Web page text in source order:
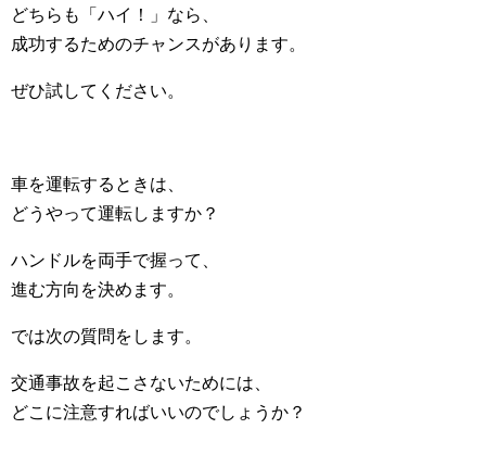
どちらも「ハイ！」なら、
成功するためのチャンスがあります。
ぜひ試してください。
車を運転するときは、
どうやって運転しますか？
ハンドルを両手で握って、
進む方向を決めます。
では次の質問をします。
交通事故を起こさないためには、
どこに注意すればいいのでしょうか？